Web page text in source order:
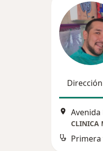
Dirección
Avenida
CLINICA